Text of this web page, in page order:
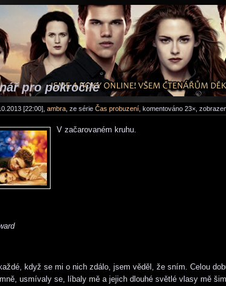
pro pokročilé
[22:00], ambra , ze série Čas probuzení , komentováno 23×,
V začarovaném kruhu.
když se mi o nich zdálo, jsem věděl, že sním. Celou
usmívaly se, líbaly mě a jejich dlouhé světlé vlasy mě